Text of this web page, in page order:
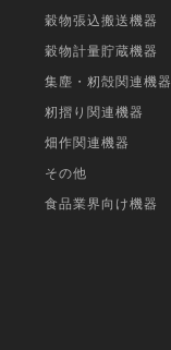
穀物張込搬送機器
穀物計量貯蔵機器
集塵・籾殻関連機器
籾摺り関連機器
畑作関連機器
その他
食品業界向け機器